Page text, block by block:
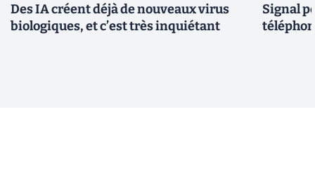
Des IA créent déjà de nouveaux virus
biologiques, et c’est très inquiétant
Signal